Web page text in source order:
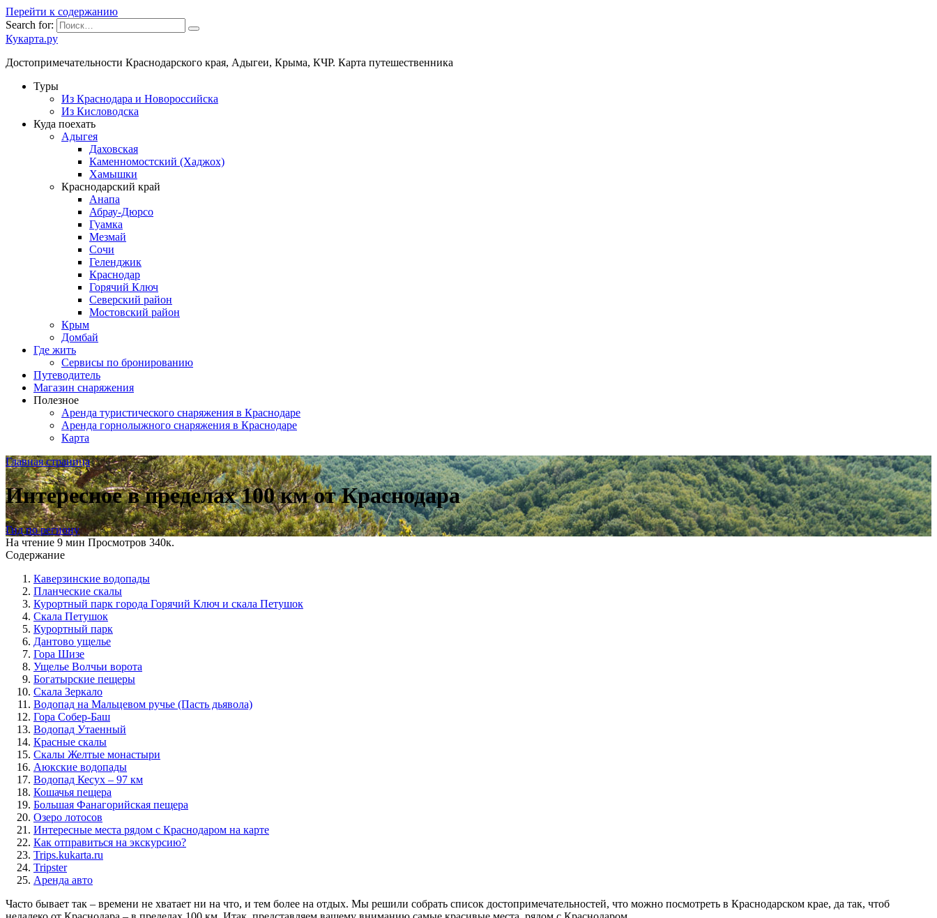
Перейти к содержанию
Search for:
Кукарта.ру
Достопримечательности Краснодарского края, Адыгеи, Крыма, КЧР. Карта путешественника
Туры
Из Краснодара и Новороссийска
Из Кисловодска
Куда поехать
Адыгея
Даховская
Каменномостский (Хаджох)
Хамышки
Краснодарский край
Анапа
Абрау-Дюрсо
Гуамка
Мезмай
Сочи
Геленджик
Краснодар
Горячий Ключ
Северский район
Мостовский район
Крым
Домбай
Где жить
Сервисы по бронированию
Путеводитель
Магазин снаряжения
Полезное
Аренда туристического снаряжения в Краснодаре
Аренда горнолыжного снаряжения в Краснодаре
Карта
Главная страница
Интересное в пределах 100 км от Краснодара
Гид по региону
На чтение 9 мин Просмотров 340к.
Содержание
Каверзинские водопады
Планческие скалы
Курортный парк города Горячий Ключ и скала Петушок
Скала Петушок
Курортный парк
Дантово ущелье
Гора Шизе
Ущелье Волчьи ворота
Богатырские пещеры
Скала Зеркало
Водопад на Мальцевом ручье (Пасть дьявола)
Гора Собер-Баш
Водопад Утаенный
Красные скалы
Скалы Желтые монастыри
Аюкские водопады
Водопад Кесух – 97 км
Кошачья пещера
Большая Фанагорийская пещера
Озеро лотосов
Интересные места рядом с Краснодаром на карте
Как отправиться на экскурсию?
Trips.kukarta.ru
Tripster
Аренда авто
Часто бывает так – времени не хватает ни на что, и тем более на отдых. Мы решили собрать список достопримечательностей, что можно посмотреть в Краснодарском крае, да так, чтоб